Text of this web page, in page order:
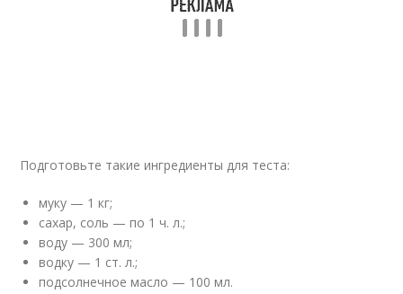
Подготовьте такие ингредиенты для теста:
муку — 1 кг;
сахар, соль — по 1 ч. л.;
воду — 300 мл;
водку — 1 ст. л.;
подсолнечное масло — 100 мл.